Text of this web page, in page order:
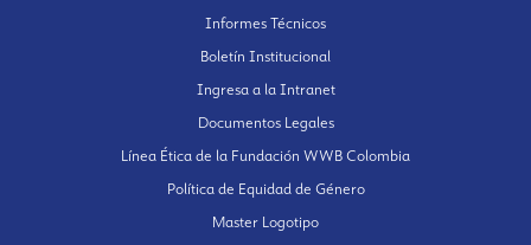
Informes Técnicos
Boletín Institucional
Ingresa a la Intranet
Documentos Legales
Línea Ética de la Fundación WWB Colombia
Política de Equidad de Género
Master Logotipo